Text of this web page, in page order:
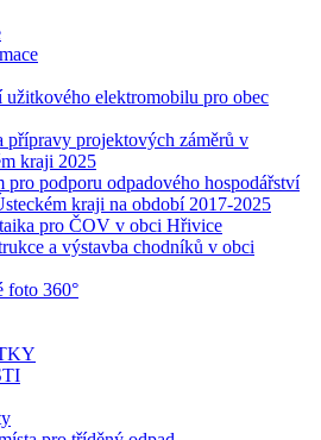
užitkového elektromobilu pro obec
přípravy projektových záměrů v
kraji 2025
pro podporu odpadového hospodářství
kraji na období 2017-2025
pro ČOV v obci Hřivice
a výstavba chodníků v obci
foto 360°